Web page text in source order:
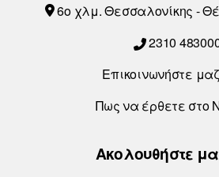
6o χλμ. Θεσσαλονίκης -
2310
Επικοινωνήστε
Πως να έρθετε στο
Ακολουθήστε